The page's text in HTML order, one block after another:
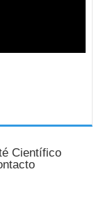
Científico